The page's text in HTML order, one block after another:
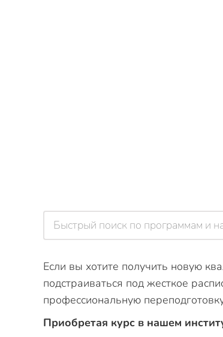
Если вы хотите получить новую
подстраиваться под жесткое
профессиональную
Приобретая курс в нашем